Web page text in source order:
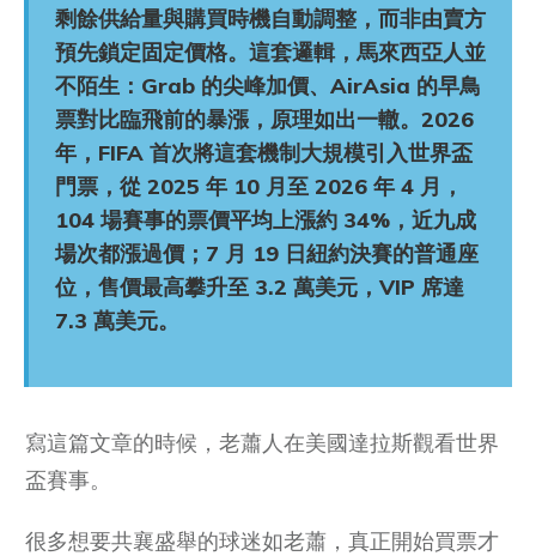
剩餘供給量與購買時機自動調整，而非由賣方
預先鎖定固定價格。這套邏輯，馬來西亞人並
不陌生：Grab 的尖峰加價、AirAsia 的早鳥
票對比臨飛前的暴漲，原理如出一轍。2026
年，FIFA 首次將這套機制大規模引入世界盃
門票，從 2025 年 10 月至 2026 年 4 月，
104 場賽事的票價平均上漲約 34%，近九成
場次都漲過價；7 月 19 日紐約決賽的普通座
位，售價最高攀升至 3.2 萬美元，VIP 席達
7.3 萬美元。
寫這篇文章的時候，老蕭人在美國達拉斯觀看世界
盃賽事。
很多想要共襄盛舉的球迷如老蕭，真正開始買票才